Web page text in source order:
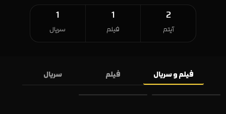
2
آیتم
1
فیلم
1
سریال
فیلم و سریال فیلم سریال